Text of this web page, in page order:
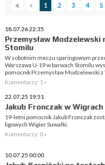
1 2 3 4 5
18.07.26 22:35
Przemysław Modzelewski
Stomilu
W sobotnim meczu sparingowym
Warszawa U-19 w barwach Stomilu
pomocnik Przemysław Modzelewski z
Komentarzy: 1 »
22.07.25 19:51
Jakub Fronczak w Wigrach
19-letni pomocnik Jakub Fronczak
ligowych Wigier Suwałki.
Komentarzy: 0 »
10.07.25 00:00